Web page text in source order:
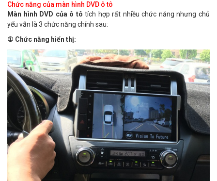
Chức năng của màn hình DVD ô tô
Màn hình DVD của ô tô tích hợp rất nhiều chức năng nhưng chủ
yếu vẫn là 3 chức năng chính sau:
① Chức năng hiển thị: